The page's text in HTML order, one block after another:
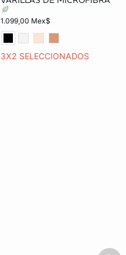
1.099,00 Mex$
3X2 SELECCIONADOS